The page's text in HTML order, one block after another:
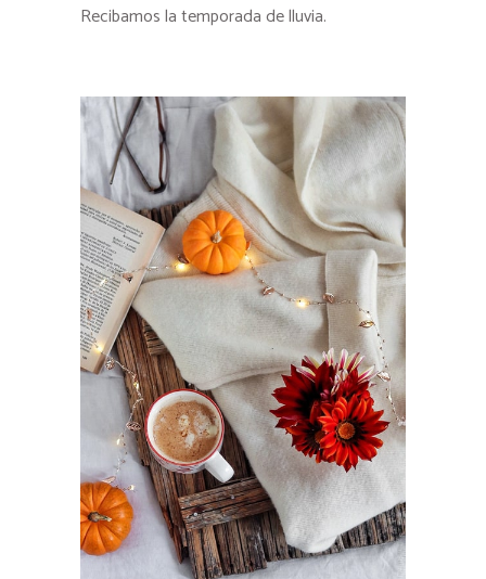
Recibamos la temporada de lluvia.